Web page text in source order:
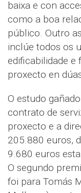
baixa e con
como a boa
público. Outro
inclúe todos os
edificabilidade e
proxecto en
O estudo
contrato de
proxecto e a
205.880 euros,
9.680 euros
O segundo
foi para Tomás